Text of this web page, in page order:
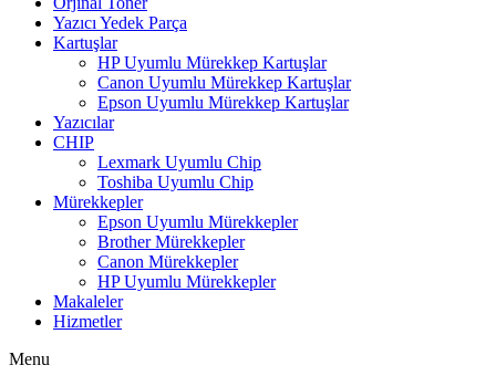
Yazıcı Yedek Parça
Kartuşlar
HP Uyumlu Mürekkep Kartuşlar
Canon Uyumlu Mürekkep Kartuşlar
Epson Uyumlu Mürekkep Kartuşlar
Yazıcılar
CHIP
Lexmark Uyumlu Chip
Toshiba Uyumlu Chip
Mürekkepler
Epson Uyumlu Mürekkepler
Brother Mürekkepler
Canon Mürekkepler
HP Uyumlu Mürekkepler
Makaleler
Hizmetler
Menu